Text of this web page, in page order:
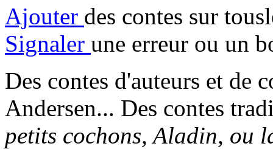
Ajouter des contes sur
Signaler une erreur ou un
Des contes d'auteurs et de
Andersen... Des contes
petits cochons, Aladin, ou